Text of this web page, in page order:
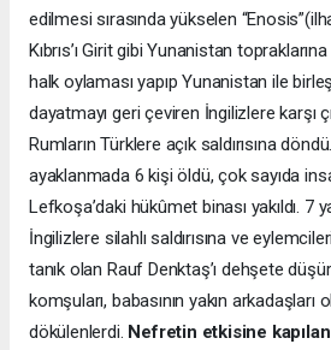
edilmesi sırasında yükselen
Kıbrıs’ı Girit gibi Yunanistan
halk oylaması yapıp Yunanistan ile
dayatmayı geri çeviren İngilizlere karşı
Rumların Türklere açık saldırısına
ayaklanmada 6 kişi öldü, çok sayıda
Lefkoşa’daki hükûmet binası yakıldı. 7
İngilizlere silahlı saldırısına ve
tanık olan Rauf Denktaş’ı dehşete
komşuları, babasının yakın arkadaşları
dökülenlerdi. Nefretin etkisine